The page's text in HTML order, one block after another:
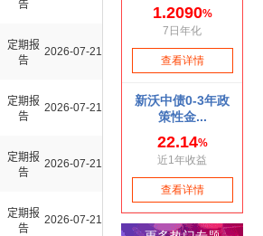
告
定期报
告
2026-07-21
定期报
告
2026-07-21
定期报
告
2026-07-21
定期报
告
2026-07-21